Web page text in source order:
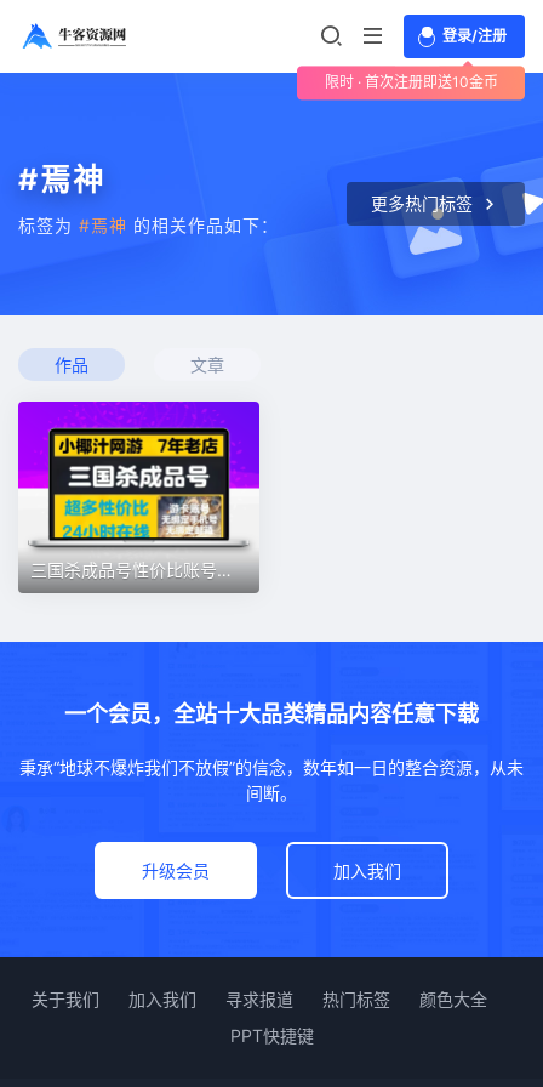
登录/注册
限时 · 首次注册即送10金币
#焉神
标签为 #焉神 的相关作品如下：
更多热门标签
作品 文章
三国杀成品号性价比账号刘焉神郭嘉神荀彧杜预沮授太史慈钟会关羽
一个会员，全站十大品类精品内容任意下载
秉承“地球不爆炸我们不放假”的信念，数年如一日的整合资源，从未
间断。
升级会员 加入我们
关于我们 加入我们 寻求报道 热门标签
颜色大全
PPT快捷键